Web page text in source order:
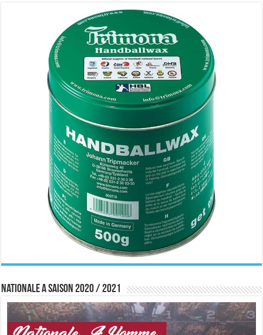
Nationale A saison 2020 / 2021